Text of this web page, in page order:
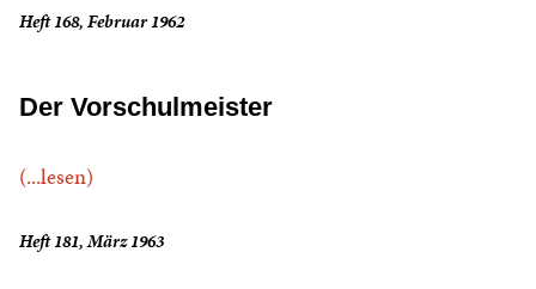
Heft 168, Februar 1962
Der Vorschulmeister
(...lesen)
Heft 181, März 1963